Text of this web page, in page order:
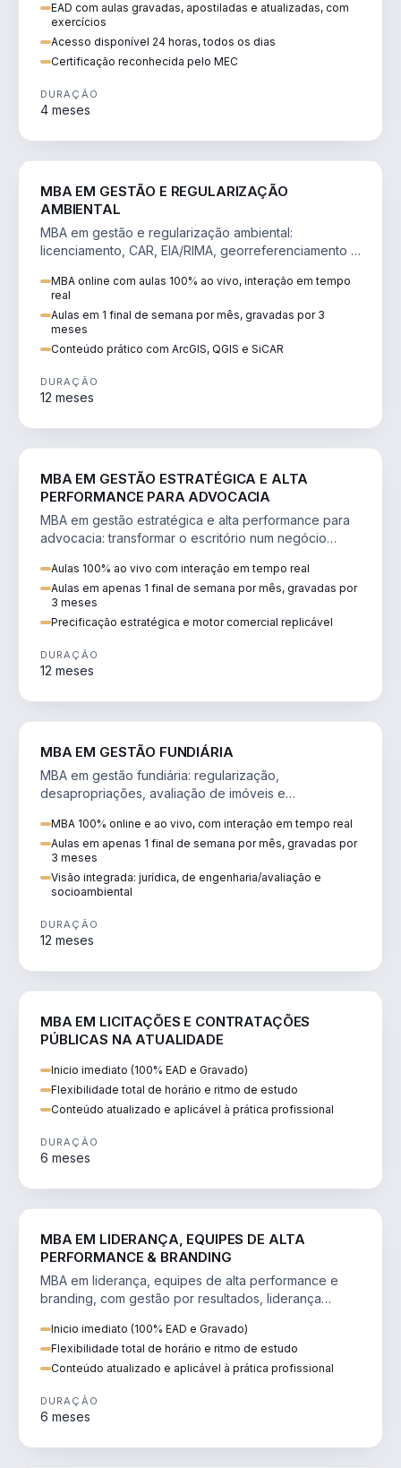
EAD com aulas gravadas, apostiladas e atualizadas, com
exercícios
Acesso disponível 24 horas, todos os dias
Certificação reconhecida pelo MEC
DURAÇÃO
4 meses
MBA EM GESTÃO E REGULARIZAÇÃO
AMBIENTAL
MBA em gestão e regularização ambiental:
licenciamento, CAR, EIA/RIMA, georreferenciamento e
MBA online com aulas 100% ao vivo, interação em tempo
real
Aulas em 1 final de semana por mês, gravadas por 3
meses
Conteúdo prático com ArcGIS, QGIS e SiCAR
DURAÇÃO
12 meses
MBA EM GESTÃO ESTRATÉGICA E ALTA
PERFORMANCE PARA ADVOCACIA
MBA em gestão estratégica e alta performance para
advocacia: transformar o escritório num negócio
Aulas 100% ao vivo com interação em tempo real
Aulas em apenas 1 final de semana por mês, gravadas por
3 meses
Precificação estratégica e motor comercial replicável
DURAÇÃO
12 meses
MBA EM GESTÃO FUNDIÁRIA
MBA em gestão fundiária: regularização,
desapropriações, avaliação de imóveis e
MBA 100% online e ao vivo, com interação em tempo real
Aulas em apenas 1 final de semana por mês, gravadas por
3 meses
Visão integrada: jurídica, de engenharia/avaliação e
socioambiental
DURAÇÃO
12 meses
MBA EM LICITAÇÕES E CONTRATAÇÕES
PÚBLICAS NA ATUALIDADE
Inicio imediato (100% EAD e Gravado)
Flexibilidade total de horário e ritmo de estudo
Conteúdo atualizado e aplicável à prática profissional
DURAÇÃO
6 meses
MBA EM LIDERANÇA, EQUIPES DE ALTA
PERFORMANCE & BRANDING
MBA em liderança, equipes de alta performance e
branding, com gestão por resultados, liderança
Inicio imediato (100% EAD e Gravado)
Flexibilidade total de horário e ritmo de estudo
Conteúdo atualizado e aplicável à prática profissional
DURAÇÃO
6 meses